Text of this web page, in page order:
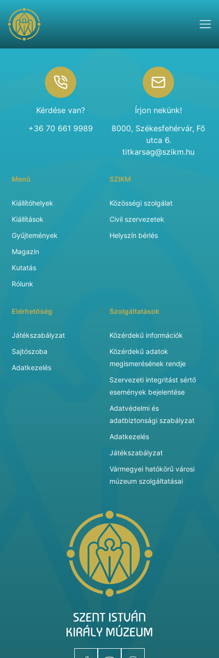
Kérdése van?
+36 70 661 9989
Írjon nekünk!
8000, Székesfehérvár, Fő
utca 6.
titkarsag@szikm.hu
Menü
Kiállítóhelyek
Kiállítások
Gyűjtemények
Magazin
Kutatás
Rólunk
SZIKM
Közösségi szolgálat
Civil szervezetek
Helyszín bérlés
Elérhetőség
Játékszabályzat
Sajtószoba
Adatkezelés
Szolgáltatások
Közérdekű információk
Közérdekű adatok
megismerésének rendje
Szervezeti integritást sértő
események bejelentése
Adatvédelmi és
adatbiztonsági szabályzat
Adatkezelés
Játékszabályzat
Vármegyei hatókörű városi
múzeum szolgáltatásai